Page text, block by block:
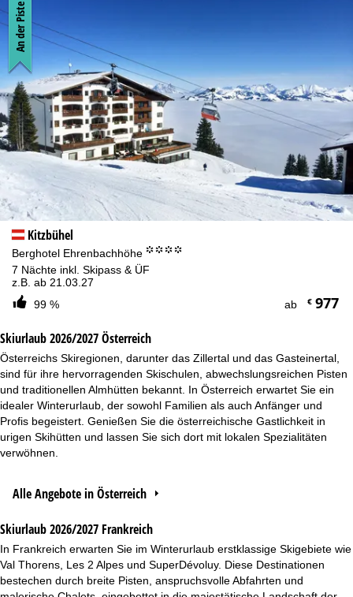
Kitzbühel
Berghotel Ehrenbachhöhe °°°°
7 Nächte inkl. Skipass & ÜF
z.B. ab 21.03.27
99 %
ab €977
An der Piste
Skiurlaub 2026/2027 Österreich
Österreichs Skiregionen, darunter das Zillertal und das Gasteinertal,
sind für ihre hervorragenden Skischulen, abwechslungsreichen Pisten
und traditionellen Almhütten bekannt. In Österreich erwartet Sie ein
idealer Winterurlaub, der sowohl Familien als auch Anfänger und
Profis begeistert. Genießen Sie die österreichische Gastlichkeit in
urigen Skihütten und lassen Sie sich dort mit lokalen Spezialitäten
verwöhnen.
Alle Angebote in Österreich
Skiurlaub 2026/2027 Frankreich
In Frankreich erwarten Sie im Winterurlaub erstklassige Skigebiete wie
Val Thorens, Les 2 Alpes und SuperDévoluy. Diese Destinationen
bestechen durch breite Pisten, anspruchsvolle Abfahrten und